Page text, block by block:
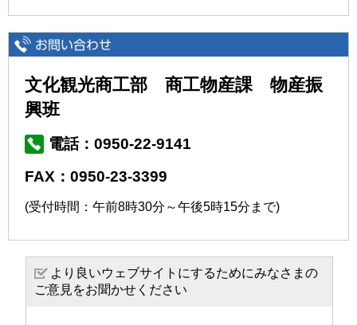
文化観光商工部 商工物産課 物産振
興班
電話：0950-22-9141
FAX：0950-23-3399
(受付時間：午前8時30分～午後5時15分まで)
より良いウェブサイトにするためにみなさまの
ご意見をお聞かせください